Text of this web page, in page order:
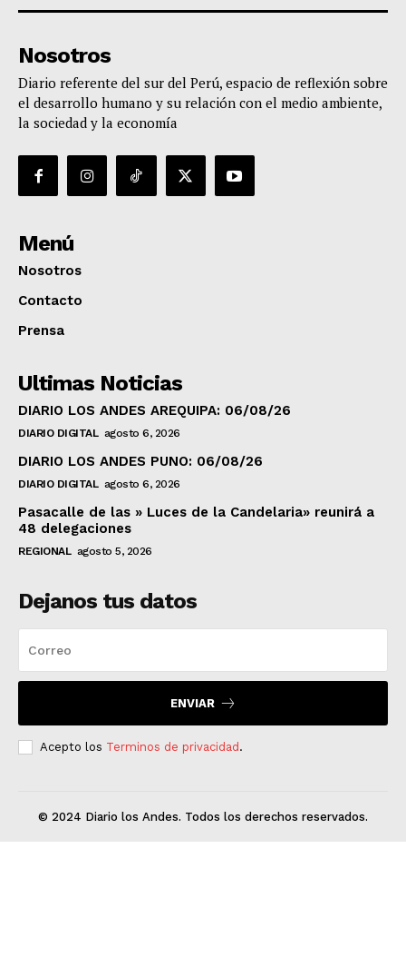
Nosotros
Diario referente del sur del Perú, espacio de reflexión sobre
el desarrollo humano y su relación con el medio ambiente,
la sociedad y la economía
Menú
Nosotros
Contacto
Prensa
Ultimas Noticias
DIARIO LOS ANDES AREQUIPA: 06/08/26
DIARIO DIGITAL agosto 6, 2026
DIARIO LOS ANDES PUNO: 06/08/26
DIARIO DIGITAL agosto 6, 2026
Pasacalle de las » Luces de la Candelaria» reunirá a
48 delegaciones
REGIONAL agosto 5, 2026
Dejanos tus datos
ENVIAR
Acepto los Terminos de privacidad.
© 2024 Diario los Andes. Todos los derechos reservados.